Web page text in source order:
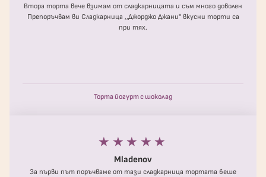
Втора торта вече взимам от сладкарницата и съм много доволен
Препоръчвам ви Сладкарница ,,Джорджо Джани" вкусни торти са
при тях.
Торта йогурт с шоколад
★★★★★
Mladenov
За първи път поръчваме от тази сладкарница тортата беше